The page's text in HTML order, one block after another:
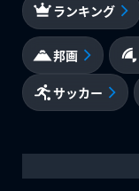
ランキング
邦画
サッカー